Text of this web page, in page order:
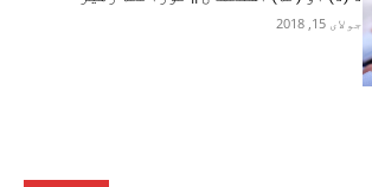
جولای 15, 2018